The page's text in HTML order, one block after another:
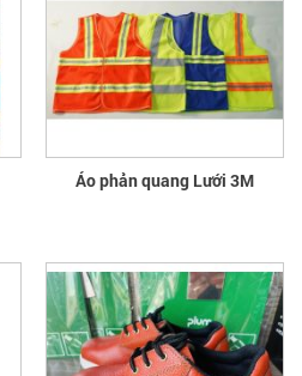
Áo phản quang Lưới 3M